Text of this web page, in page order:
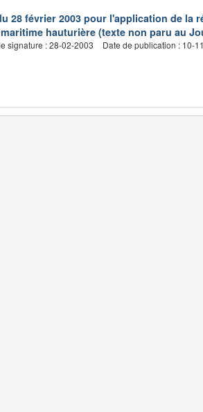
28 février 2003 pour l'application de la
hauturière (texte non paru au
signature : 28-02-2003 Date de publication : 10-